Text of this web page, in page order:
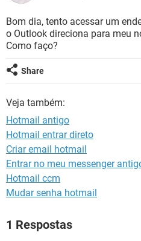
GUIA DE COMPRAS
INSTAGRAM
GUIA DE COMPRAS
CELULAR
OUTLOOK
INSTAGRAM
GUIA DE COMPRAS
JOGOS
CELULAR
INSTAGRAM
GUIA DE COMPRAS
Bom dia, tento acessar um
o Outlook direciona para meu
Como faço?
Share
Veja também:
Hotmail antigo
Hotmail entrar direto
Criar email hotmail
Entrar no meu messenger
Hotmail ccm
Mudar senha hotmail
1 Respostas